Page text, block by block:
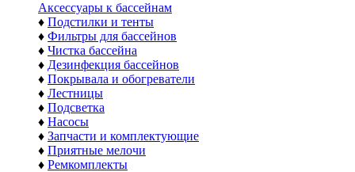
Аксессуары к бассейнам
♦ Подстилки и тенты
♦ Фильтры для бассейнов
♦ Чистка бассейна
♦ Дезинфекция бассейнов
♦ Покрывала и обогреватели
♦ Лестницы
♦ Подсветка
♦ Насосы
♦ Запчасти и комплектующие
♦ Приятные мелочи
♦ Ремкомплекты